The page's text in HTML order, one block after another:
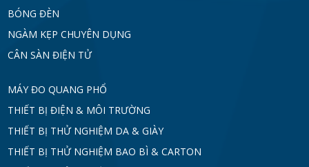
BÓNG ĐÈN
NGÀM KẸP CHUYÊN DỤNG
CÂN SÀN ĐIỆN TỬ
MÁY ĐO QUANG PHỔ
THIẾT BỊ ĐIỆN & MÔI TRƯỜNG
THIẾT BỊ THỬ NGHIỆM DA & GIÀY
THIẾT BỊ THỬ NGHIỆM BAO BÌ & CARTON